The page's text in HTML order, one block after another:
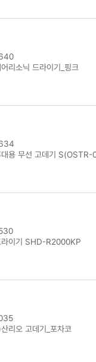
리소닉 드라이기_핑크
대용 무선 고데기
라이기 SHD-R2000KP
리오 고데기_포차코